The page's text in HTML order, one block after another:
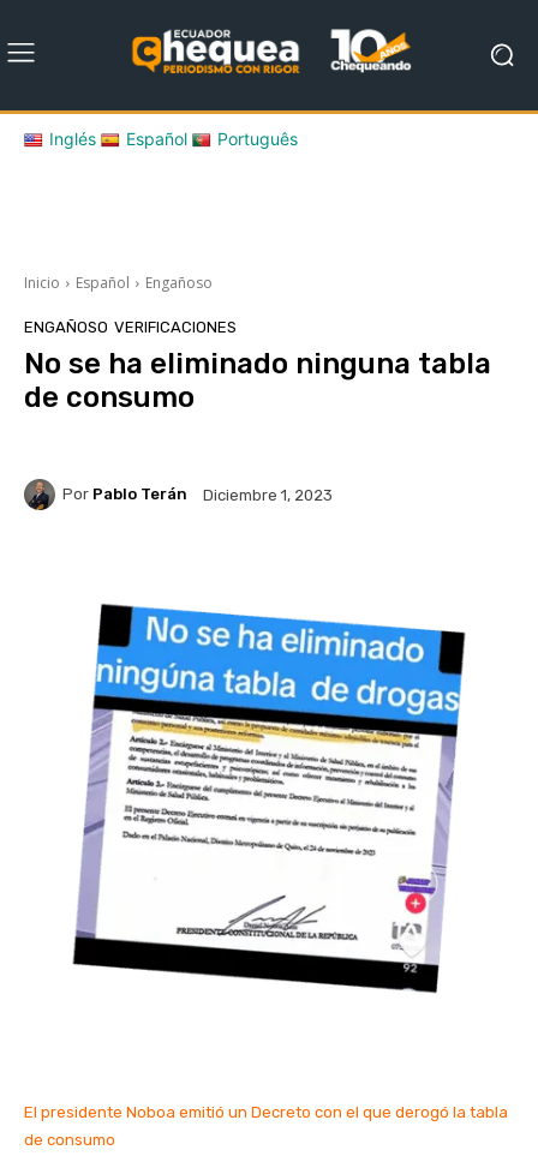
Inglés Español Português
Inicio Español Engañoso
ENGAÑOSO VERIFICACIONES
No se ha eliminado ninguna tabla
de consumo
Por Pablo Terán Diciembre 1, 2023
El presidente Noboa emitió un Decreto con el que derogó la tabla
de consumo